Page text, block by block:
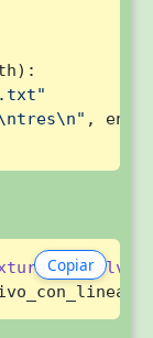
):
,
Copiar